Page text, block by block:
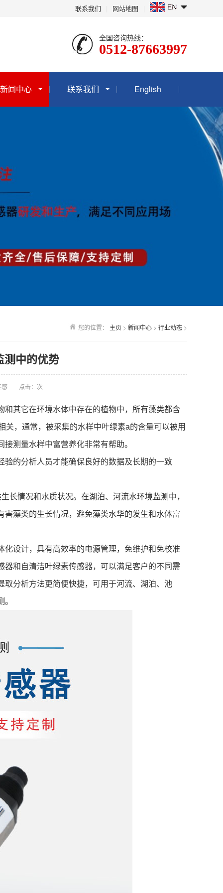
联系我们 网站地图
全国咨询热线：
0512-87663997
新闻中心 联系我们 English
您的位置： 主页 > 新闻中心 > 行业动态 >
测中的优势
点击： 次
其它在环境水体中存在的植物中，所有藻类都含
，通常，被采集的水样中叶绿素a的含量可以被用
测量水样中富营养化非常有帮助。
验的分析人员才能确保良好的数据及长期的一致
长情况和水质状况。在湖泊、河流水环境监测中，
藻类的生长情况，避免藻类水华的发生和水体富
设计，具有高效率的电源管理，免维护和免校准
和自清洁叶绿素传感器，可以满足客户的不同需
分析方法更简便快捷，可用于河流、湖泊、池